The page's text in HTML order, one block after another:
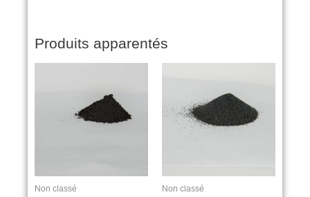
Produits apparentés
Non classé Non classé